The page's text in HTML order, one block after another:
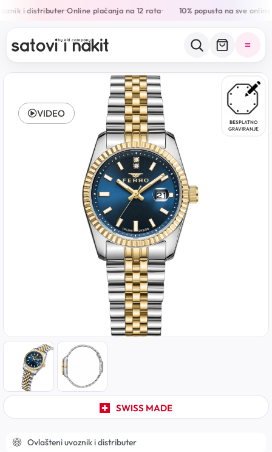
i distributer•Online plaćanja na 12 rata• 10% popusta na sve online
BESPLATNO
GRAVIRANJE
SWISS MADE
VIDEO
Ovlašteni uvoznik i distributer